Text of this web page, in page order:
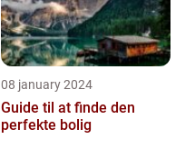
08 january 2024
Guide til at finde den
perfekte bolig